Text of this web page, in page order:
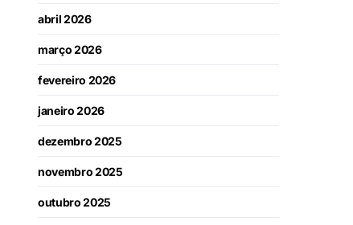
abril 2026
março 2026
fevereiro 2026
janeiro 2026
dezembro 2025
novembro 2025
outubro 2025